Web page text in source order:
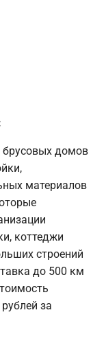
брусовых домов
материалов
коттеджи
строений
до 500 км
за